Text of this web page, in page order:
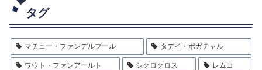
タグ
マチュー・ファンデルプール タデイ・ポガチャル
ワウト・ファンアールト シクロクロス レムコ